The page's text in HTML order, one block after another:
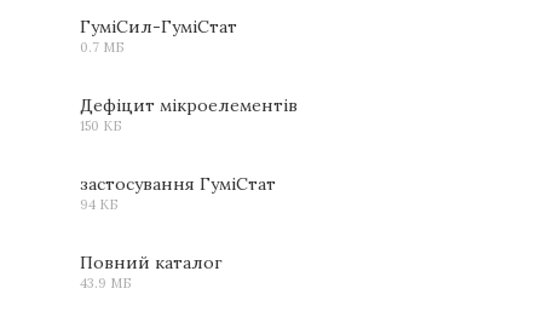
ГуміCил-ГуміСтат
0.7 МБ
Дефіцит мікроелементів
150 КБ
застосування ГуміСтат
94 КБ
Повний каталог
43.9 МБ